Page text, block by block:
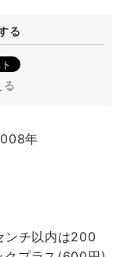
る
る
年
ンチ以内は200